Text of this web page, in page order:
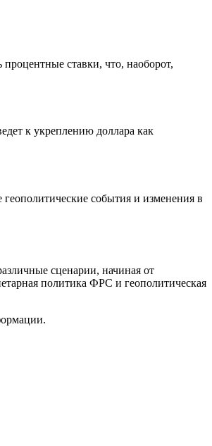
ставки, что, наоборот,
к укреплению доллара как
события и изменения в
сценарии, начиная от
политика ФРС и геополитическая